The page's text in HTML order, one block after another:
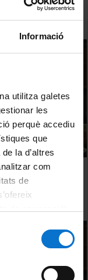
Informació
utilitza galetes
les
perquè accediu
que
la d’altres
com
de
web de la
e
Personal y